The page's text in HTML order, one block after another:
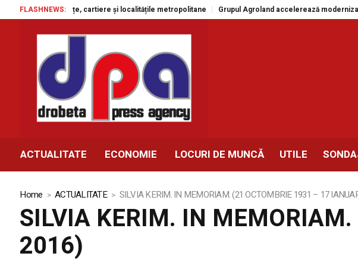
FLASHNEWS:
gratuite în piețe, cartiere și localitățile metropolitane Grupul Agroland accelerează modernizarea
ACTUALITATE ECONOMIE LOCURI DE MUNCĂ UTILE
Home ACTUALITATE SILVIA KERIM. IN MEMORIAM. (21 OCTOMBRIE 1931 – 17
SILVIA KERIM. IN
2016)